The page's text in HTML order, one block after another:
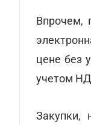
Впрочем,
цене без
учетом